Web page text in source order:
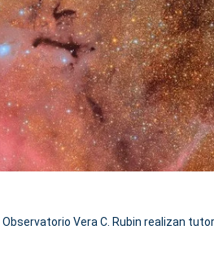
Observatorio Vera C. Rubin realizan